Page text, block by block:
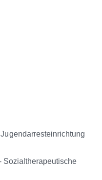
Sozialtherapeutische